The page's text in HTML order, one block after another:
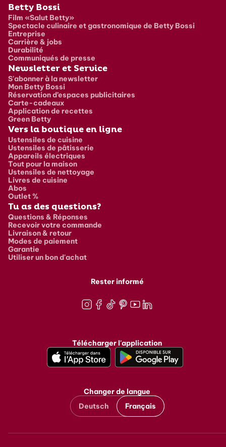
Pied de page
Betty Bossi
Film «Salut Betty»
Spectacle culinaire et gastronomique de Betty Bossi
Entreprise
Carrière & jobs
Durabilité
Communiqués de presse
Newsletter et Service
S'abonner à la newsletter
Mon Betty Bossi
Réservation d’espaces publicitaires
Carte-cadeaux
Application de recettes
Green Betty
Vers la boutique en ligne
Ustensiles de cuisine
Ustensiles de pâtisserie
Appareils électriques
Tout pour la maison
Ustensiles de nettoyage
Livres de cuisine
Abos
Outlet %
Tu as des questions?
Questions & Réponses
Recevoir votre commande
Livraison & retour
Modes de paiement
Garantie
Utiliser un bon d'achat
Rester informé
Télécharger l'application
Changer de langue
Deutsch
Français